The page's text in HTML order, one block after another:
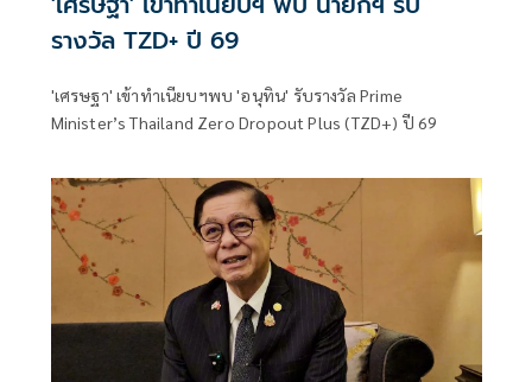
รางวัล TZD+ ปี 69
'เศรษฐา' เข้าทำเนียบฯพบ 'อนุทิน' รับรางวัล Prime
Minister’s Thailand Zero Dropout Plus (TZD+) ปี 69